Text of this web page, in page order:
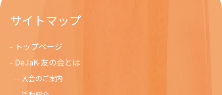
サイトマップ
トップページ
DeJaK-友の会とは
入会のご案内